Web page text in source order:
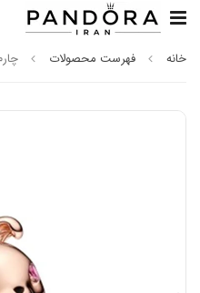
خانه فهرست محصولات